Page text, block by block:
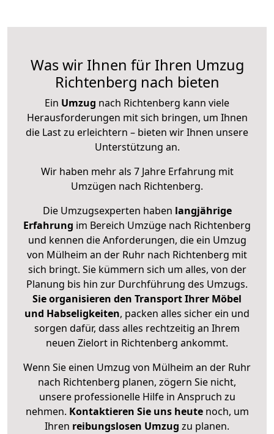
Was wir Ihnen für Ihren Umzug
Richtenberg nach bieten
Ein Umzug nach Richtenberg kann viele
Herausforderungen mit sich bringen, um Ihnen
die Last zu erleichtern – bieten wir Ihnen unsere
Unterstützung an.
Wir haben mehr als 7 Jahre Erfahrung mit
Umzügen nach Richtenberg.
Die Umzugsexperten haben langjährige
Erfahrung im Bereich Umzüge nach Richtenberg
und kennen die Anforderungen, die ein Umzug
von Mülheim an der Ruhr nach Richtenberg mit
sich bringt. Sie kümmern sich um alles, von der
Planung bis hin zur Durchführung des Umzugs.
Sie organisieren den Transport Ihrer Möbel
und Habseligkeiten, packen alles sicher ein und
sorgen dafür, dass alles rechtzeitig an Ihrem
neuen Zielort in Richtenberg ankommt.
Wenn Sie einen Umzug von Mülheim an der Ruhr
nach Richtenberg planen, zögern Sie nicht,
unsere professionelle Hilfe in Anspruch zu
nehmen. Kontaktieren Sie uns heutenoch, um
Ihren reibungslosen Umzug zu planen.